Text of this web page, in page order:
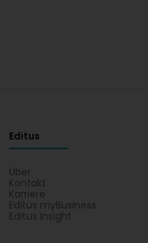
Editus
Über
Kontakt
Karriere
Editus myBusiness
Editus Insight